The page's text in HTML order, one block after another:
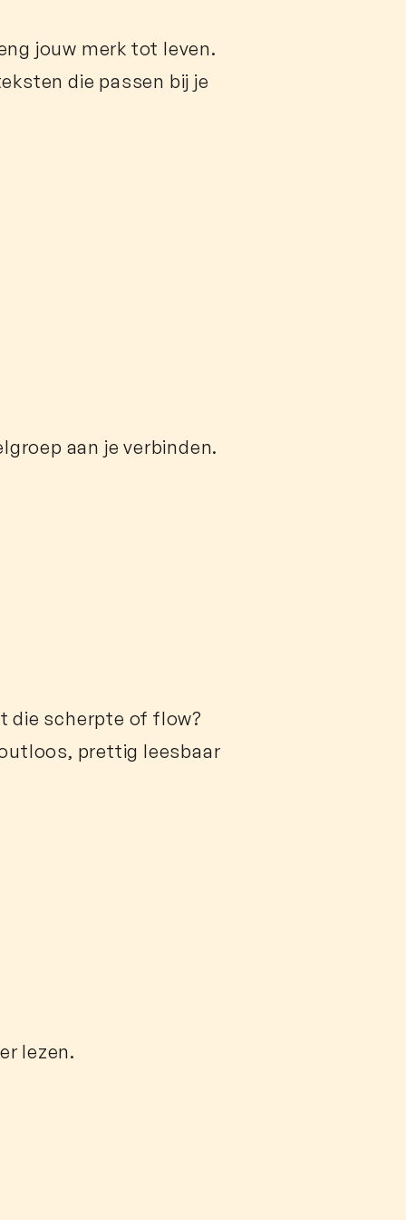
jouw merk tot leven.
die passen bij je
aan je verbinden.
die scherpte of flow?
prettig leesbaar
lezen.